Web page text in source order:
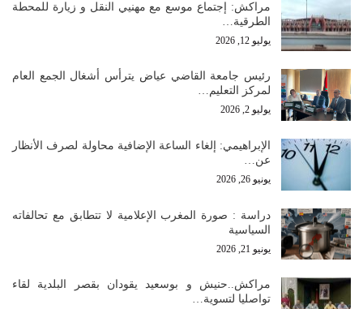
مراكش: إجتماع موسع مع مهنيي النقل و زيارة للمحطة
الطرقية…
يوليو 12, 2026
رئيس جامعة القاضي عياض يترأس أشغال الجمع العام
لمركز التعليم…
يوليو 2, 2026
الإبراهيمي: إلغاء الساعة الإضافية محاولة لصرف الأنظار
عن…
يونيو 26, 2026
دراسة : صورة المغرب الإعلامية لا تتطابق مع تحالفاته
السياسية
يونيو 21, 2026
مراكش..حنيش و بوسعيد يقودان بقصر البلدية لقاء
تواصليا لتسوية…